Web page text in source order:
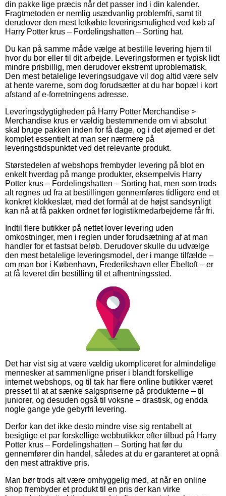
din pakke lige præcis når det passer ind i din kalender.
Fragtmetoden er nemlig usædvanlig problemfri, samt tit
derudover den mest letkøbte leveringsmulighed ved køb af
Harry Potter krus – Fordelingshatten – Sorting hat.
Du kan på samme måde vælge at bestille levering hjem til
hvor du bor eller til dit arbejde. Leveringsformen er typisk lidt
mindre prisbillig, men derudover ekstremt uproblematisk.
Den mest betalelige leveringsudgave vil dog altid være selv
at hente varerne, som dog forudsætter at du har bopæl i kort
afstand af e-forretningens adresse.
Leveringsdygtigheden på Harry Potter Merchandise >
Merchandise krus er vældig bestemmende om vi absolut
skal bruge pakken inden for få dage, og i det øjemed er det
komplet essentielt at man ser nærmere på
leveringstidspunktet ved det relevante produkt.
Størstedelen af webshops frembyder levering på blot en
enkelt hverdag på mange produkter, eksempelvis Harry
Potter krus – Fordelingshatten – Sorting hat, men som trods
alt regnes ud fra at bestillingen gennemføres tidligere end et
konkret klokkeslæt, med det formål at de højst sandsynligt
kan nå at få pakken ordnet før logistikmedarbejderne får fri.
Indtil flere butikker på nettet lover levering uden
omkostninger, men i reglen under forudsætning af at man
handler for et fastsat beløb. Derudover skulle du udvælge
den mest betalelige leveringsmodel, der i mange tilfælde –
om man bor i København, Frederikshavn eller Ebeltoft – er
at få leveret din bestilling til et afhentningssted.
Det har vist sig at være vældig ukompliceret for almindelige
mennesker at sammenligne priser i blandt forskellige
internet webshops, og til tak har flere online butikker været
presset til at at sænke salgspriserne på produkterne – til
juniorer, og desuden også til voksne – drastisk, og endda
nogle gange yde gebyrfri levering.
Derfor kan det ikke desto mindre vise sig rentabelt at
besigtige et par forskellige webbutikker efter tilbud på Harry
Potter krus – Fordelingshatten – Sorting hat før du
gennemfører din handel, således at du er garanteret at opnå
den mest attraktive pris.
Man bør trods alt være omhyggelig med, at når en online
shop frembyder et produkt til en pris der kan virke